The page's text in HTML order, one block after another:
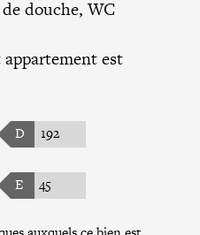
douche, WC
est
D 192
E 45